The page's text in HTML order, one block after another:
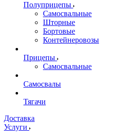
Полуприцепы
Самосвальные
Шторные
Бортовые
Контейнеровозы
Прицепы
Самосвальные
Самосвалы
Тягачи
Доставка
Услуги